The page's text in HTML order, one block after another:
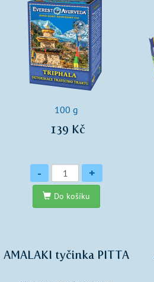
100 g
139 Kč
Množství
- +
Do košíku
AMALAKI tyčinka PITTA